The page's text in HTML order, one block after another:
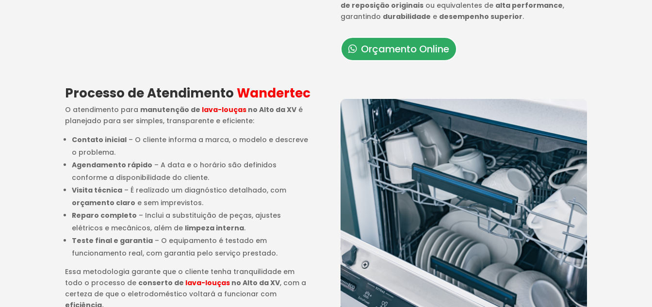
de reposição originaisou equivalentes de alta performance,
garantindo durabilidade e desempenho superior.
Orçamento Online
Processo de AtendimentoWandertec
O atendimento para manutenção de lava-louças no Alto da XV é
planejado para ser simples, transparente e eficiente:
Contato inicial – O cliente informa a marca, o modelo e descreve
o problema.
Agendamento rápido – A data e o horário são definidos
conforme a disponibilidade do cliente.
Visita técnica – É realizado um diagnóstico detalhado, com
orçamento claro e sem imprevistos.
Reparo completo – Inclui a substituição de peças, ajustes
elétricos e mecânicos, além de limpeza interna.
Teste final e garantia – O equipamento é testado em
funcionamento real, com garantia pelo serviço prestado.
Essa metodologia garante que o cliente tenha tranquilidade em
todo o processo de conserto de lava-louças no Alto da XV, com a
certeza de que o eletrodoméstico voltará a funcionar com